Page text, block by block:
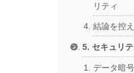
リティ
結論を控
5. セキュリ
データ暗